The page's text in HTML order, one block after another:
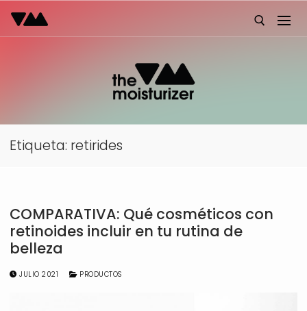
al
Buscar:
Etiqueta: retirides
COMPARATIVA: Qué cosméticos con
retinoides incluir en tu rutina de
belleza
JULIO 2021 PRODUCTOS